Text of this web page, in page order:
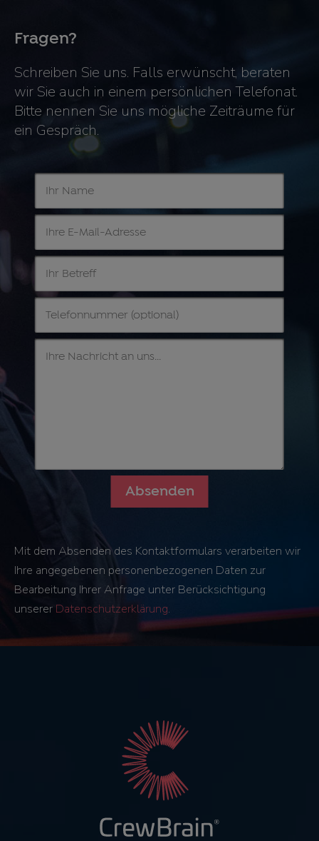
Fragen?
Schreiben Sie uns. Falls erwünscht, beraten
wir Sie auch in einem persönlichen Telefonat.
Bitte nennen Sie uns mögliche Zeiträume für
ein Gespräch.
Mit dem Absenden des Kontaktformulars verarbeiten wir
Ihre angegebenen personenbezogenen Daten zur
Bearbeitung Ihrer Anfrage unter Berücksichtigung
unserer Datenschutzerklärung.